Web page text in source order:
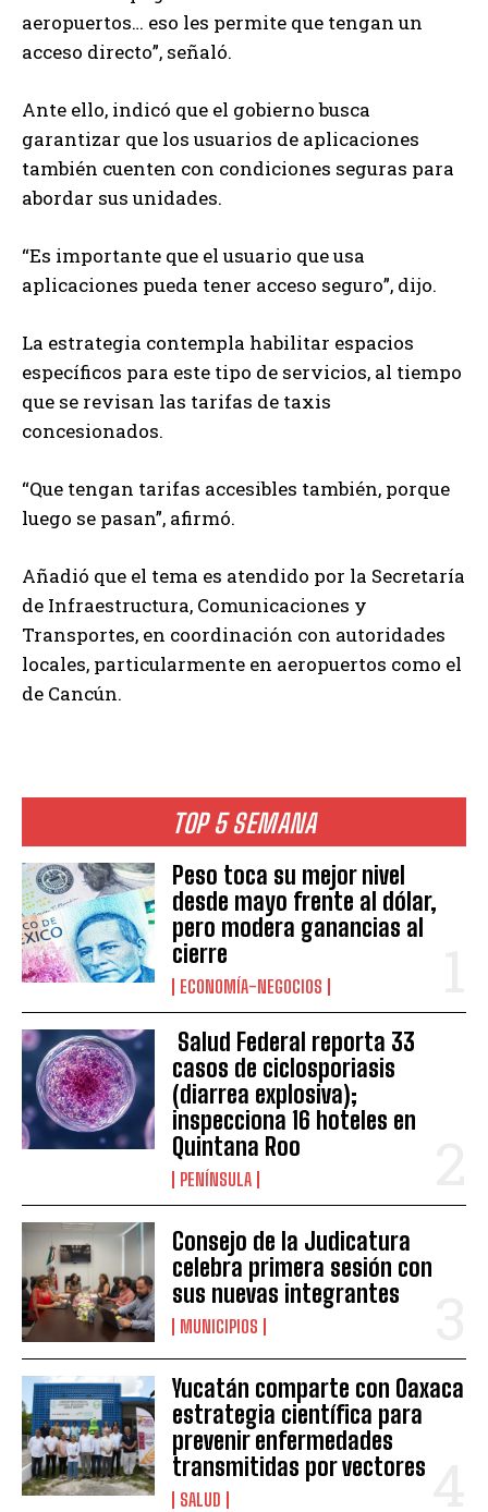
TOP 5 SEMANA
Peso toca su mejor nivel
desde mayo frente al dólar,
pero modera ganancias al
cierre
ECONOMÍA-NEGOCIOS
Salud Federal reporta 33
casos de ciclosporiasis
(diarrea explosiva);
inspecciona 16 hoteles en
Quintana Roo
PENÍNSULA
Consejo de la Judicatura
celebra primera sesión con
sus nuevas integrantes
MUNICIPIOS
Yucatán comparte con Oaxaca
estrategia científica para
prevenir enfermedades
transmitidas por vectores
SALUD
aeropuertos… eso les permite que tengan un
acceso directo”, señaló.
Ante ello, indicó que el gobierno busca
garantizar que los usuarios de aplicaciones
también cuenten con condiciones seguras para
abordar sus unidades.
“Es importante que el usuario que usa
aplicaciones pueda tener acceso seguro”, dijo.
La estrategia contempla habilitar espacios
específicos para este tipo de servicios, al tiempo
que se revisan las tarifas de taxis
concesionados.
“Que tengan tarifas accesibles también, porque
luego se pasan”, afirmó.
Añadió que el tema es atendido por la Secretaría
de Infraestructura, Comunicaciones y
Transportes, en coordinación con autoridades
locales, particularmente en aeropuertos como el
de Cancún.